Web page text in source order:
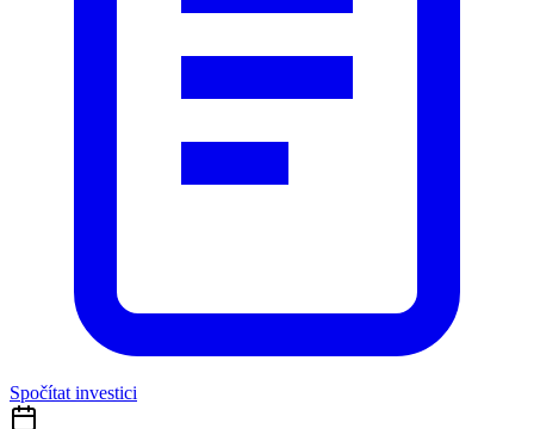
Spočítat investici